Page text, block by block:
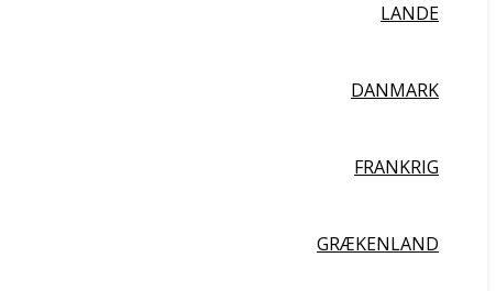
LANDE
DANMARK
FRANKRIG
GRÆKENLAND